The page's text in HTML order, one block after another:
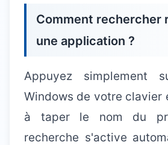
Comment rechercher
une application ?
Appuyez simplement
Windows de votre clavier
à taper le nom du
recherche s'active